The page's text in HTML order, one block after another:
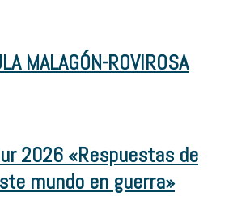
MALAGÓN-ROVIROSA
2026 «Respuestas de
mundo en guerra»